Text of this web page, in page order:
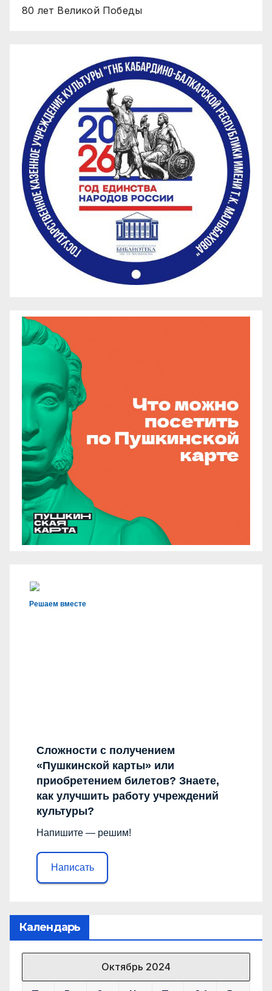
80 лет Великой Победы
Решаем вместе
Сложности с получением
«Пушкинской карты» или
приобретением билетов? Знаете,
как улучшить работу учреждений
культуры?
Напишите — решим!
Написать
Календарь
Октябрь 2024